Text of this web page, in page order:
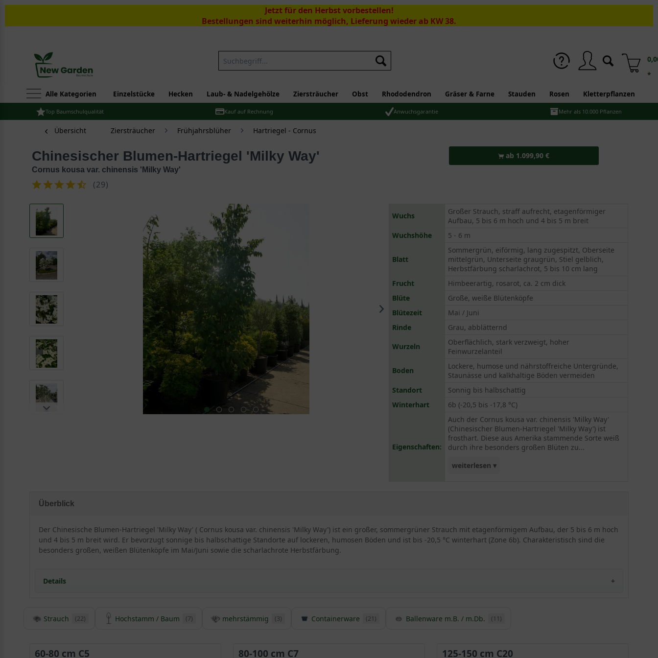
Jetzt für den Herbst vorbestellen!
Bestellungen sind weiterhin möglich, Lieferung wieder ab KW 38.
Suchen
*
Alle Kategorien Einzelstücke Hecken Laub- & Nadelgehölze Ziersträucher Obst Rhododendron Gräser & Farne Stauden Rosen Kletterpflanzen
Top Baumschulqualität Kauf auf Rechnung Anwuchsgarantie Mehr als 10.000 Pflanzen
Übersicht Ziersträucher Frühjahrsblüher Hartriegel - Cornus
Chinesischer Blumen-Hartriegel 'Milky Way'
Cornus kousa var. chinensis 'Milky Way'
(29)
ab 1.099,90 €
Wuchs
Großer Strauch, straff aufrecht, etagenförmiger
Aufbau, 5 bis 6 m hoch und 4 bis 5 m breit
Wuchshöhe
5 - 6 m
Blatt
Sommergrün, eiförmig, lang zugespitzt, Oberseite
mittelgrün, Unterseite graugrün, Stiel gelblich,
Herbstfärbung scharlachrot, 5 bis 10 cm lang
Frucht
Himbeerartig, rosarot, ca. 2 cm dick
Blüte
Große, weiße Blütenköpfe
Blütezeit
Mai / Juni
Rinde
Grau, abblätternd
Wurzeln
Oberflächlich, stark verzweigt, hoher
Feinwurzelanteil
Boden
Lockere, humose und nährstoffreiche Untergründe,
Staunässe und kalkhaltige Böden vermeiden
Standort
Sonnig bis halbschattig
Winterhart
6b (-20,5 bis -17,8 °C)
Eigenschaften:
Auch der Cornus kousa var. chinensis 'Milky Way'
(Chinesischer Blumen-Hartriegel 'Milky Way') ist
frosthart. Diese aus Amerika stammende Sorte weiß
durch ihre besonders großen Blüten zu...
weiterlesen ▾
Überblick
Der Chinesische Blumen-Hartriegel 'Milky Way' ( Cornus kousa var. chinensis 'Milky Way') ist ein großer, sommergrüner Strauch mit etagenförmigem Aufbau, der 5 bis 6 m hoch
und 4 bis 5 m breit wird. Er bevorzugt sonnige bis halbschattige Standorte auf lockeren, humosen Böden und ist bis -20,5 °C winterhart (Zone 6b). Charakteristisch sind die
besonders großen, weißen Blütenköpfe im Mai/Juni sowie die scharlachrote Herbstfärbung.
Details
Herkunft und Besonderheiten des Chinesischen Blumen-Hartriegels ’Milky Way‘ / Cornus kousa var. chinensis ’Milky Way‘
Sie ziert viele Gärten und Parkanlagen Europas und verschafft sich mit einer malerischen Wuchsform und einer traumhaft schönen, imposanten Blüte große Bewunderung.
Strauch (22) Hochstamm / Baum (7) mehrstämmig (3) Containerware (21) Ballenware m.B. / m.Db. (11)
60-80 cm C5 80-100 cm C7 125-150 cm C20